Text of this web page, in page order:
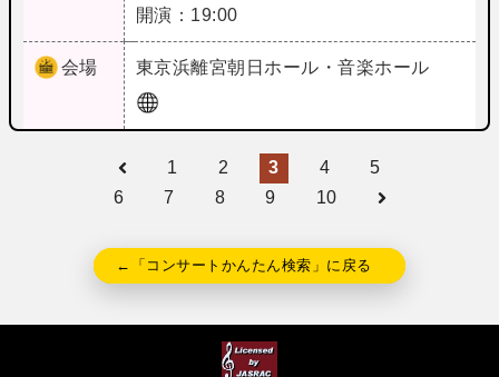
開演：19:00
会場 東京浜離宮朝日ホール・音楽ホール
1 2 3 4
5
6
7 8 9 10
←「コンサートかんたん検索」に戻る